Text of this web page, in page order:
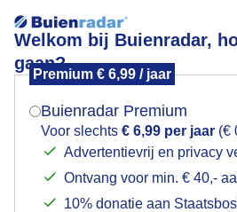
Welkom bij Buienradar,
gaan?
Premium € 6,99 / jaar
Buienradar Premium
Voor slechts € 6,99 per jaar (€
Advertentievrij en privacy
Ontvang voor min. € 40,-
10% donatie aan
Maansikkel gaat onder met
Mogen we je locatie
Indien je hier nog geen
verschijnt er zo een pop-up